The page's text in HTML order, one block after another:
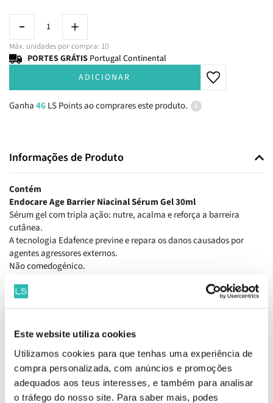
Este website utiliza cookies
Utilizamos cookies para que tenhas uma experiência de
compra personalizada, com anúncios e promoções
adequados aos teus interesses, e também para analisar
o tráfego do nosso site. Para saber mais, podes
Máx. unidades por compra: 10
PORTES GRÁTIS Portugal Continental
ADICIONAR
Ganha46 LS Points ao comprares este produto.
Informações de Produto
Contém
Endocare Age Barrier Niacinal Sérum Gel 30ml
Sérum gel com tripla ação: nutre, acalma e reforça a barreira
cutânea.
A tecnologia Edafence previne e repara os danos causados por
agentes agressores externos.
Não comedogénico.
OFERTA
EAN: 5600880001064
Produtos Relacionados